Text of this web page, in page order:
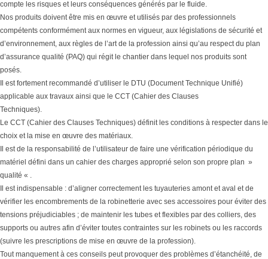
compte les risques et leurs conséquences générés par le fluide.
Nos produits doivent être mis en œuvre et utilisés par des professionnels
compétents conformément aux normes en vigueur, aux législations de sécurité et
d’environnement, aux règles de l’art de la profession ainsi qu’au respect du plan
d’assurance qualité (PAQ) qui régit le chantier dans lequel nos produits sont
posés.
Il est fortement recommandé d’utiliser le DTU (Document Technique Unifié)
applicable aux travaux ainsi que le CCT (Cahier des Clauses
Techniques).
Le CCT (Cahier des Clauses Techniques) définit les conditions à respecter dans le
choix et la mise en œuvre des matériaux.
Il est de la responsabilité de l’utilisateur de faire une vérification périodique du
matériel défini dans un cahier des charges approprié selon son propre plan »
qualité « .
Il est indispensable : d’aligner correctement les tuyauteries amont et aval et de
vérifier les encombrements de la robinetterie avec ses accessoires pour éviter des
tensions préjudiciables ; de maintenir les tubes et flexibles par des colliers, des
supports ou autres afin d’éviter toutes contraintes sur les robinets ou les raccords
(suivre les prescriptions de mise en œuvre de la profession).
Tout manquement à ces conseils peut provoquer des problèmes d’étanchéité, de